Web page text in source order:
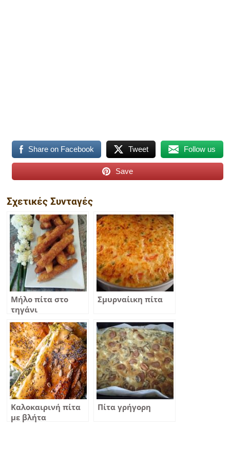
Share on Facebook Tweet Follow us
Save
Σχετικές Συνταγές
Μήλο πίτα στο
τηγάνι
Σμυρναίικη πίτα
Καλοκαιρινή πίτα
με βλήτα
Πίτα γρήγορη